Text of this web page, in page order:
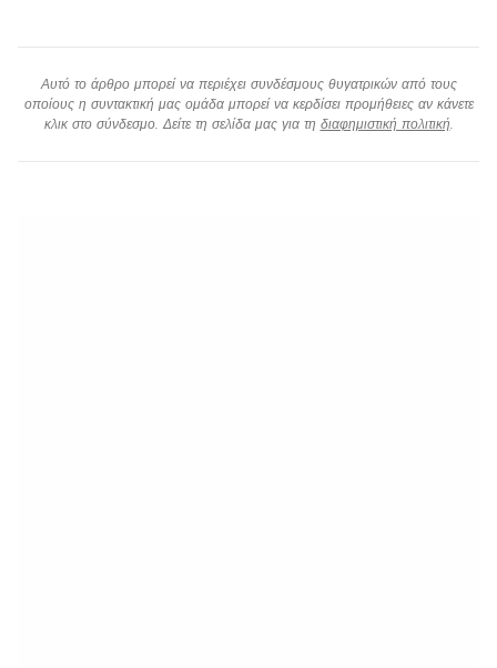
Αυτό το άρθρο μπορεί να περιέχει συνδέσμους θυγατρικών από τους
οποίους η συντακτική μας ομάδα μπορεί να κερδίσει προμήθειες αν κάνετε
κλικ στο σύνδεσμο. Δείτε τη σελίδα μας για τη διαφημιστική πολιτική.